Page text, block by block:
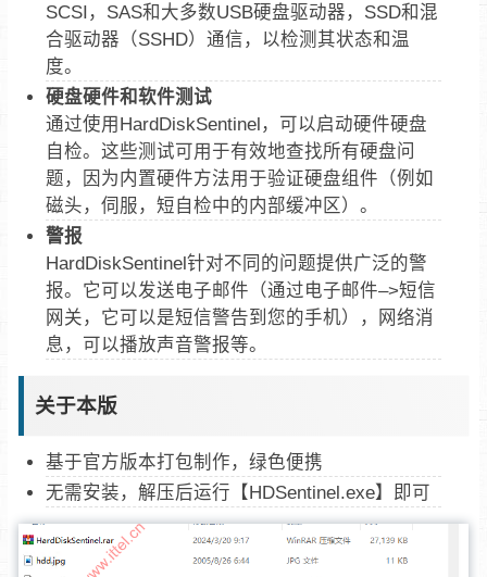
SCSI，SAS和大多数USB硬盘驱动器，SSD和混
合驱动器（SSHD）通信，以检测其状态和温
度。
硬盘硬件和软件测试
通过使用HardDiskSentinel，可以启动硬件硬盘
自检。这些测试可用于有效地查找所有硬盘问
题，因为内置硬件方法用于验证硬盘组件（例如
磁头，伺服，短自检中的内部缓冲区）。
警报
HardDiskSentinel针对不同的问题提供广泛的警
报。它可以发送电子邮件（通过电子邮件–>短信
网关，它可以是短信警告到您的手机），网络消
息，可以播放声音警报等。
关于本版
基于官方版本打包制作，绿色便携
无需安装，解压后运行【HDSentinel.exe】即可